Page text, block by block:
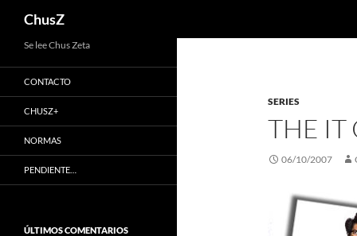
Saltar
al
contenido
ChusZ
SERIES
THE IT
06/10/2007
Se lee Chus Zeta
CONTACTO
CHUSZ+
NORMAS
PENDIENTE…
ÚLTIMOS COMENTARIOS